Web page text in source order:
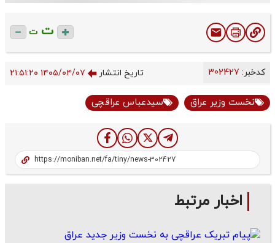
ت ت
کدخبر: تاریخ انتشار ۱۴۰۵/۰۴/۰۷ ۲۱:۵۱:۲۰
نخست وزیر عراق سیدعباس عراقچی
اخبار مرتبط